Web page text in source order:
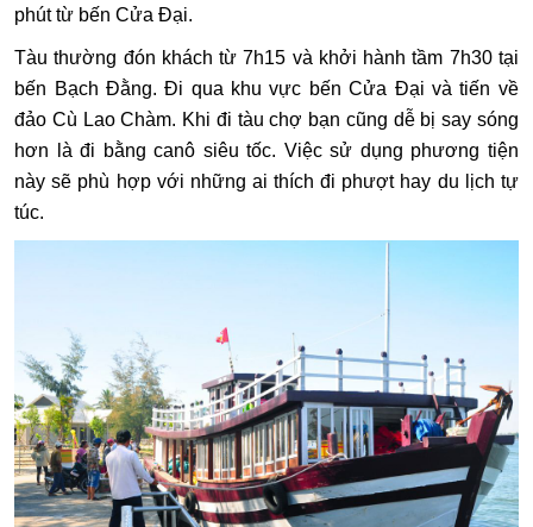
phút từ bến Cửa Đại.
Tàu thường đón khách từ 7h15 và khởi hành tầm 7h30 tại
bến Bạch Đằng. Đi qua khu vực bến Cửa Đại và tiến về
đảo Cù Lao Chàm. Khi đi tàu chợ bạn cũng dễ bị say sóng
hơn là đi bằng canô siêu tốc. Việc sử dụng phương tiện
này sẽ phù hợp với những ai thích đi phượt hay du lịch tự
túc.